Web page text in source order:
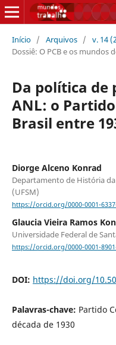
Início / Arquivos / v. 14
Dossiê: O PCB e os mundos
Da política de
ANL: o
Brasil entre
Diorge Alceno Konrad
Departamento de História
(UFSM)
https://orcid.org/0000-0001-
Glaucia Vieira Ramos
Universidade Federal de
https://orcid.org/0000-0001-
DOI: https://doi.org/
Palavras-chave: Partido
década de 1930